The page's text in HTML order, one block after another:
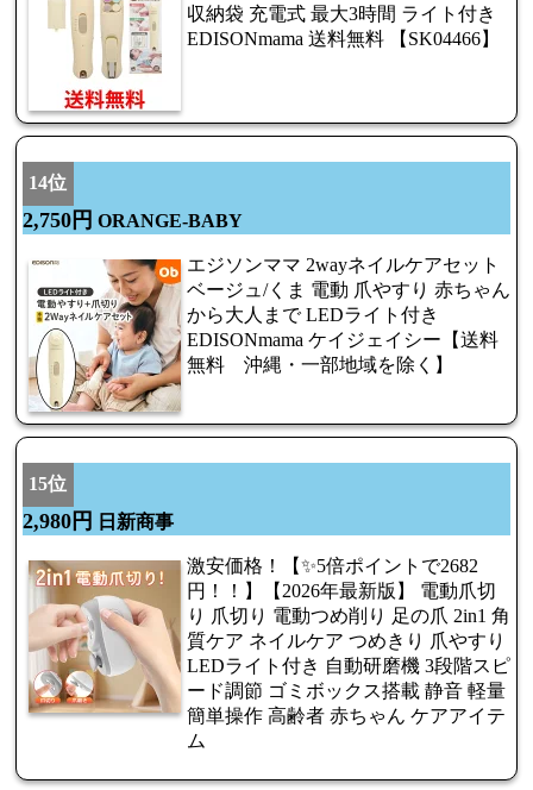
収納袋 充電式 最大3時間 ライト付き
EDISONmama 送料無料 【SK04466】
14位
2,750円 ORANGE-BABY
エジソンママ 2wayネイルケアセット
ベージュ/くま 電動 爪やすり 赤ちゃん
から大人まで LEDライト付き
EDISONmama ケイジェイシー【送料
無料 沖縄・一部地域を除く】
15位
2,980円 日新商事
激安価格！【✨5倍ポイントで2682
円！！】【2026年最新版】 電動爪切
り 爪切り 電動つめ削り 足の爪 2in1 角
質ケア ネイルケア つめきり 爪やすり
LEDライト付き 自動研磨機 3段階スピ
ード調節 ゴミボックス搭載 静音 軽量
簡単操作 高齢者 赤ちゃん ケアアイテ
ム